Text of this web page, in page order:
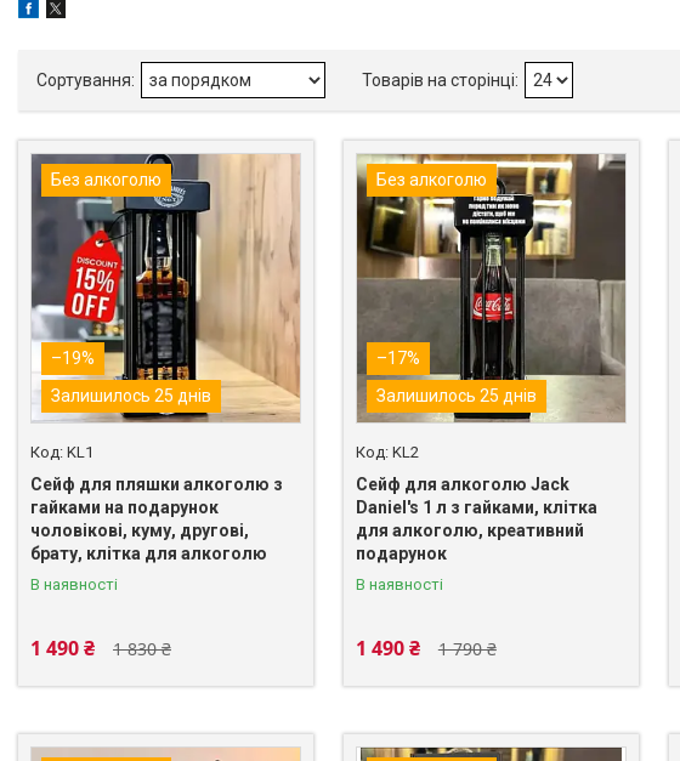
Без алкоголю
–19%
Залишилось 25 днів
KL1
Сейф для пляшки алкоголю з
гайками на подарунок
чоловікові, куму, другові,
брату, клітка для алкоголю
В наявності
1 830 ₴
1 490 ₴
Без алкоголю
–17%
Залишилось 25 днів
KL2
Сейф для алкоголю Jack
Daniel's 1 л з гайками, клітка
для алкоголю, креативний
подарунок
В наявності
1 790 ₴
1 490 ₴